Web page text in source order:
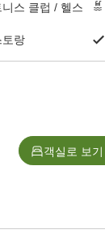
스 클럽 / 헬스
랑
객실로 보기